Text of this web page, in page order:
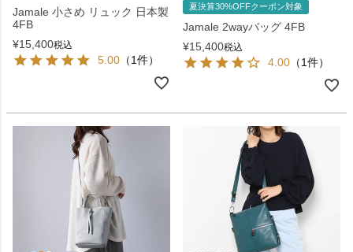
Jamale 小さめ リュック 日本製
4FB
¥15,400税込
5.00 （1件）
夏決算30%OFFクーポン対象
Jamale 2wayバッグ 4FB
¥15,400税込
4.00 （1件）